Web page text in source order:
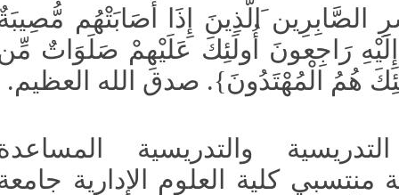
َالَّذِينَ إِذَا أَصَابَتْهُم مُّصِيبَةٌ
إِلَيْهِ رَاجِعونَ أُولَئِكَ عَلَيْهِمْ صَلَوَاتٌ مِّن
هُمُ الْمُهْتَدُونَ}. صدق الله العظيم.
والتدريسية المساعدة
كلية العلوم الإدارية جامعة